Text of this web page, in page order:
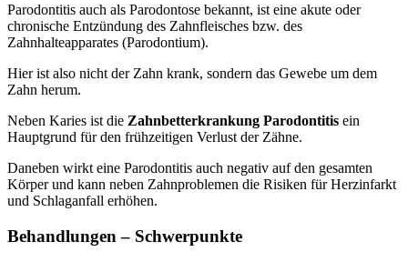
Parodontitis auch als Parodontose bekannt, ist eine akute oder
chronische Entzündung des Zahnfleisches bzw. des
Zahnhalteapparates (Parodontium).
Hier ist also nicht der Zahn krank, sondern das Gewebe um dem
Zahn herum.
Neben Karies ist die Zahnbetterkrankung Parodontitis ein
Hauptgrund für den frühzeitigen Verlust der Zähne.
Daneben wirkt eine Parodontitis auch negativ auf den gesamten
Körper und kann neben Zahnproblemen die Risiken für Herzinfarkt
und Schlaganfall erhöhen.
Behandlungen – Schwerpunkte